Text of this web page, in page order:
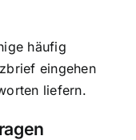
häufig
eingehen
liefern.